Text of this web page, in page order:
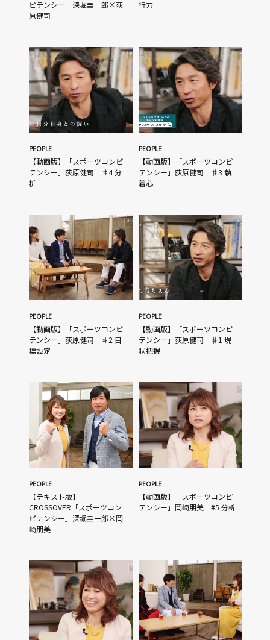
ピテンシー」深堀圭一郎×荻
原健司
行力
PEOPLE
【動画版】「スポーツコンピ
テンシー」荻原健司 ♯4 分
析
PEOPLE
【動画版】「スポーツコンピ
テンシー」荻原健司 ♯3 執
着心
PEOPLE
【動画版】「スポーツコンピ
テンシー」荻原健司 ♯2 目
標設定
PEOPLE
【動画版】「スポーツコンピ
テンシー」荻原健司 ♯1 現
状把握
PEOPLE
【テキスト版】
CROSSOVER「スポーツコン
ピテンシー」深堀圭一郎×岡
崎朋美
PEOPLE
【動画版】「スポーツコンピ
テンシー」岡崎朋美 #5 分析